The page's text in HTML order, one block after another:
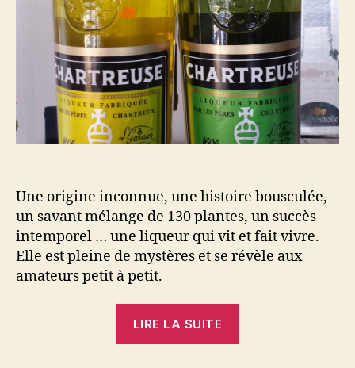
des
liqueurs
et
véritable
élixir
de
vie
Une origine inconnue, une histoire bousculée,
un savant mélange de 130 plantes, un succès
intemporel … une liqueur qui vit et fait vivre.
Elle est pleine de mystères et se révèle aux
amateurs petit à petit.
LIRE LA SUITE